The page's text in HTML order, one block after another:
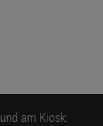
am Kiosk: